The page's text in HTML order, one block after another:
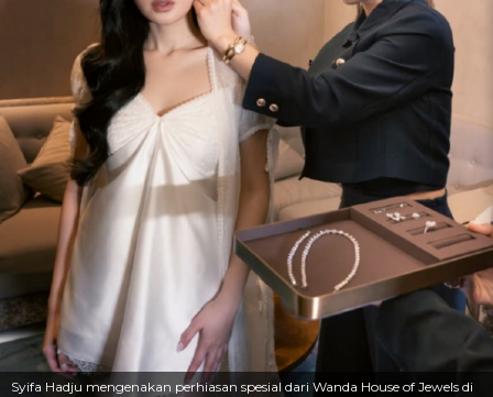
Syifa Hadju mengenakan perhiasan spesial dari Wanda House of Jewels di